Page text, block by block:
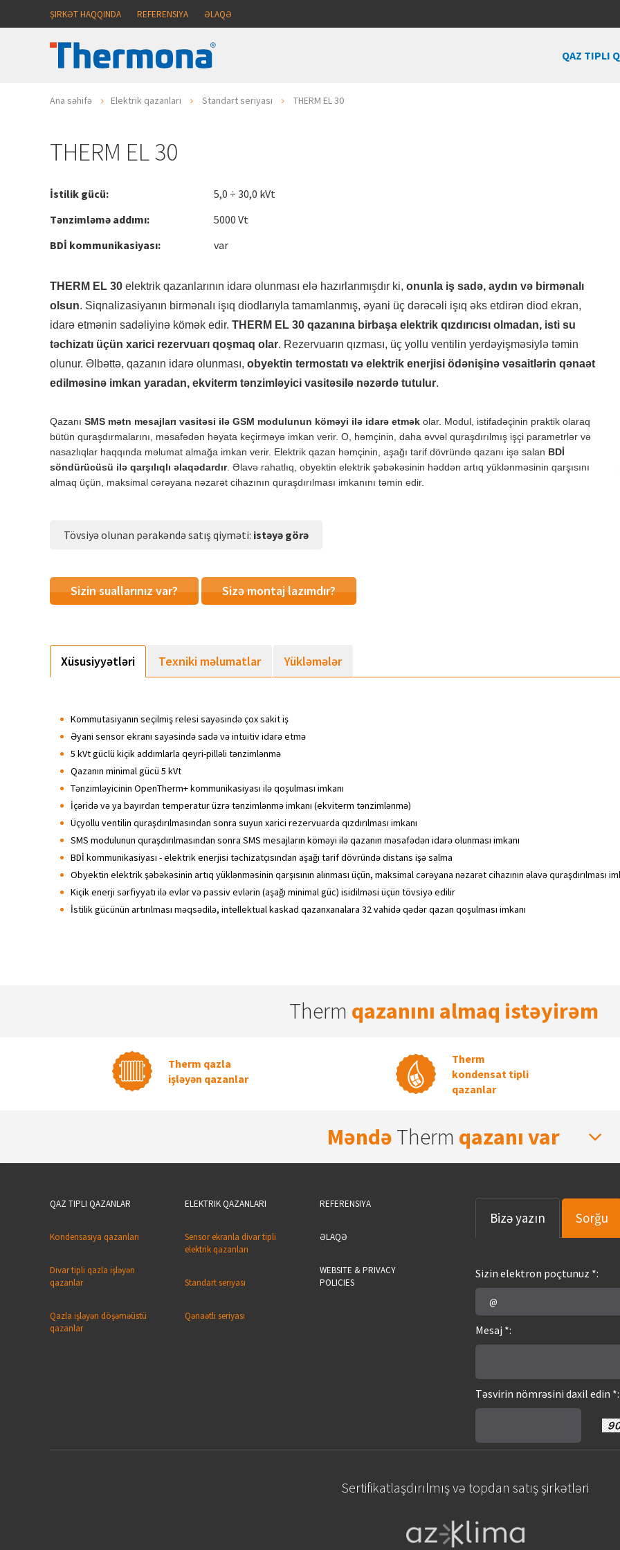
ŞIRKƏT HAQQINDA REFERENSIYA ƏLAQƏ
QAZ TIPLI
Ana səhifə Elektrik qazanları Standart seriyası THERM EL 30
THERM EL 30
İstilik gücü:
5,0 ÷ 30,0 kVt
Tənzimləmə addımı:
5000 Vt
BDİ kommunikasiyası:
var
THERM EL 30 elektrik qazanlarının idarə olunması elə hazırlanmışdır ki, onunla iş sadə, aydın və birmənalı
olsun. Siqnalizasiyanın birmənalı işıq diodlarıyla tamamlanmış, əyani üç dərəcəli işıq əks etdirən diod ekran,
idarə etmənin sadəliyinə kömək edir. THERM EL 30 qazanına birbaşa elektrik qızdırıcısı olmadan, isti su
təchizatı üçün xarici rezervuarı qoşmaq olar. Rezervuarın qızması, üç yollu ventilin yerdəyişməsiylə təmin
olunur. Əlbəttə, qazanın idarə olunması, obyektin termostatı və elektrik enerjisi ödənişinə vəsaitlərin qənaət
edilməsinə imkan yaradan, ekviterm tənzimləyici vasitəsilə nəzərdə tutulur.
Qazanı SMS mətn mesajları vasitəsi ilə GSM modulunun köməyi ilə idarə etmək olar. Modul, istifadəçinin praktik olaraq
bütün quraşdırmalarını, məsafədən həyata keçirməyə imkan verir. O, həmçinin, daha əvvəl quraşdırılmış işçi parametrlər və
nasazlıqlar haqqında məlumat almağa imkan verir. Elektrik qazan həmçinin, aşağı tarif dövründə qazanı işə salan BDİ
söndürücüsü ilə qarşılıqlı əlaqədardır. Əlavə rahatlıq, obyektin elektrik şəbəkəsinin həddən artıq yüklənməsinin qarşısını
almaq üçün, maksimal cərəyana nəzarət cihazının quraşdırılması imkanını təmin edir.
Tövsiyə olunan pərakəndə satış qiyməti: istəyə görə
Sizin suallarınız var? Sizə montaj lazımdır?
Xüsusiyyətləri Texniki məlumatlar Yükləmələr
Kommutasiyanın seçilmiş relesi sayəsində çox sakit iş
Əyani sensor ekranı sayəsində sadə və intuitiv idarə etmə
5 kVt güclü kiçik addımlarla qeyri-pilləli tənzimlənmə
Qazanın minimal gücü 5 kVt
Tənzimləyicinin OpenTherm+ kommunikasiyası ilə qoşulması imkanı
İçəridə və ya bayırdan temperatur üzrə tənzimlənmə imkanı (ekviterm tənzimlənmə)
Üçyollu ventilin quraşdırılmasından sonra suyun xarici rezervuarda qızdırılması imkanı
SMS modulunun quraşdırılmasından sonra SMS mesajların köməyi ilə qazanın məsafədən idarə olunması imkanı
BDİ kommunikasiyası - elektrik enerjisi təchizatçısından aşağı tarif dövründə distans işə salma
Obyektin elektrik şəbəkəsinin artıq yüklənməsinin qarşısının alınması üçün, maksimal cərəyana nəzarət cihazının əlavə quraşdırılması
Kiçik enerji sərfiyyatı ilə evlər və passiv evlərin (aşağı minimal güc) isidilməsi üçün tövsiyə edilir
İstilik gücünün artırılması məqsədilə, intellektual kaskad qazanxanalara 32 vahidə qədər qazan qoşulması imkanı
Therm qazanını almaq istəyirəm
Therm qazla
işləyən qazanlar
Therm
kondensat tipli
qazanlar
Məndə Therm qazanı var
QAZ TIPLI QAZANLAR
Kondensasiya qazanları
Divar tipli qazla işləyən
qazanlar
Qazla işləyən döşəməüstü
qazanlar
ELEKTRIK QAZANLARI
Sensor ekranla divar tipli
elektrik qazanları
Standart seriyası
Qənaətli seriyası
REFERENSIYA
ƏLAQƏ
WEBSITE & PRIVACY
POLICIES
Bizə yazın Sorğu
Sizin elektron poçtunuz *:
Mesaj *:
Təsvirin nömrəsini daxil edin *:
Sertifikatlaşdırılmış və topdan satış şirkətləri